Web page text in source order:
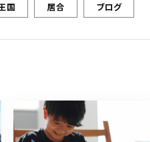
国 居合 ブログ